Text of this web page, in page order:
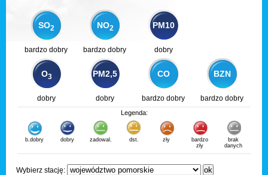
SO2 NO2 PM10
bardzo dobry bardzo dobry dobry
O3 PM2,5 CO BZN
dobry dobry bardzo dobry bardzo dobry
Legenda:
b.dobry dobry zadowal. dst. zły
bardzo
zły
brak
danych
Wybierz stację: